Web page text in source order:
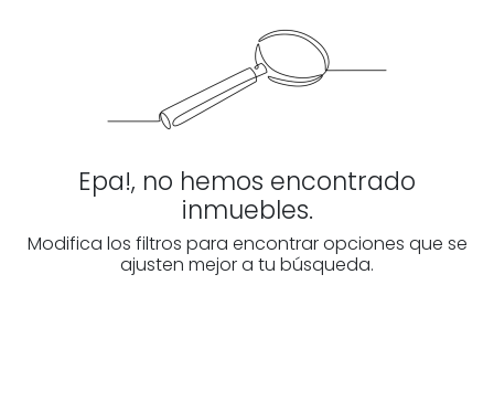
Epa!, no hemos encontrado
inmuebles.
Modifica los filtros para encontrar opciones que se
ajusten mejor a tu búsqueda.